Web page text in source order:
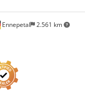
Ennepetal 2.561 km